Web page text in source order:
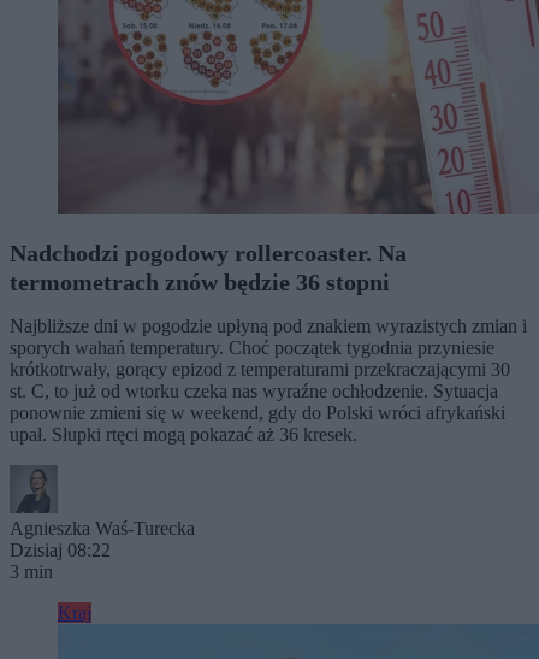
Nadchodzi pogodowy rollercoaster. Na
termometrach znów będzie 36 stopni
Najbliższe dni w pogodzie upłyną pod znakiem wyrazistych zmian i
sporych wahań temperatury. Choć początek tygodnia przyniesie
krótkotrwały, gorący epizod z temperaturami przekraczającymi 30
st. C, to już od wtorku czeka nas wyraźne ochłodzenie. Sytuacja
ponownie zmieni się w weekend, gdy do Polski wróci afrykański
upał. Słupki rtęci mogą pokazać aż 36 kresek.
Agnieszka Waś-Turecka
Dzisiaj 08:22
3 min
Kraj